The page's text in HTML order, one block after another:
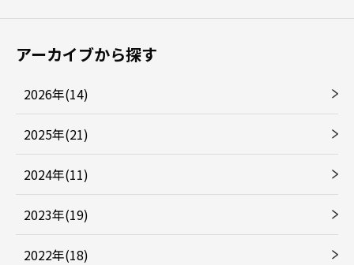
アーカイブから探す
2026年(14)
2025年(21)
2024年(11)
2023年(19)
2022年(18)